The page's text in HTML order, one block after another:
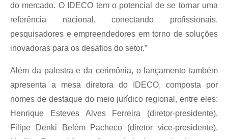
do mercado. O IDECO tem o potencial de se tornar uma
referência nacional, conectando profissionais,
pesquisadores e empreendedores em torno de soluções
inovadoras para os desafios do setor.”
Além da palestra e da cerimônia, o lançamento também
apresenta a mesa diretora do IDECO, composta por
nomes de destaque do meio jurídico regional, entre eles:
Henrique Esteves Alves Ferreira (diretor-presidente),
Filipe Denki Belém Pacheco (diretor vice-presidente),